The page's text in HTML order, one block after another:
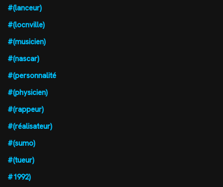
#(lanceur)
#(locnville)
#(musicien)
#(nascar)
#(personnalité
#(physicien)
#(rappeur)
#(réalisateur)
#(sumo)
#(tueur)
#1992)